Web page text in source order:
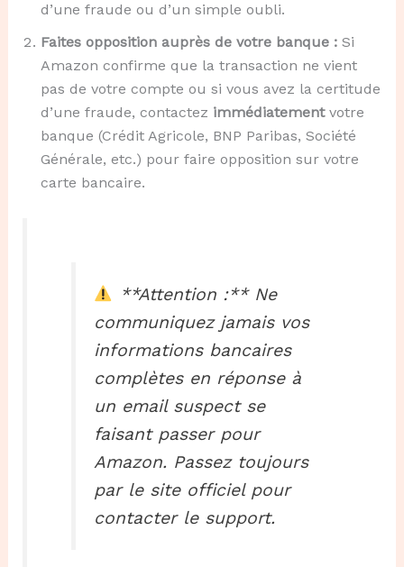
d’une fraude ou d’un simple oubli.
Faites opposition auprès de votre banque :Si
Amazon confirme que la transaction ne vient
pas de votre compte ou si vous avez la certitude
d’une fraude, contactez immédiatementvotre
banque (Crédit Agricole, BNP Paribas, Société
Générale, etc.) pour faire opposition sur votre
carte bancaire.
**Attention :** Ne
communiquez jamais vos
informations bancaires
complètes en réponse à
un email suspect se
faisant passer pour
Amazon. Passez toujours
par le site officiel pour
contacter le support.